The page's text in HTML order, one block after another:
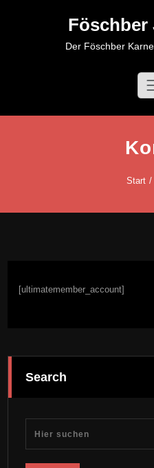
Föschber
Der Föschber
Start
[ultimatemember_account]
Search